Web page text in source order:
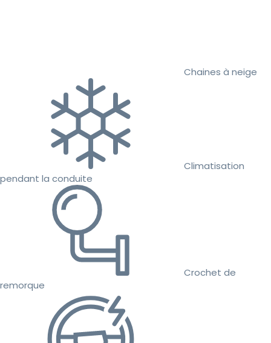
Chaines à neige
Climatisation
pendant la conduite
Crochet de
remorque